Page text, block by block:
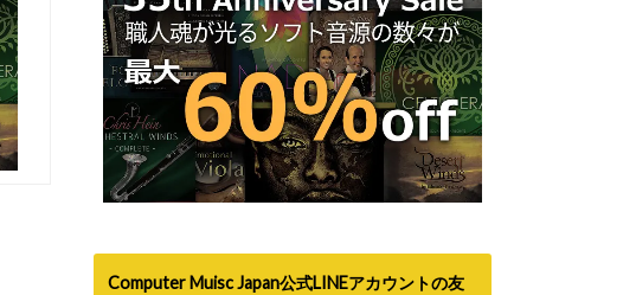
Computer Muisc Japan公式LINEアカウントの友